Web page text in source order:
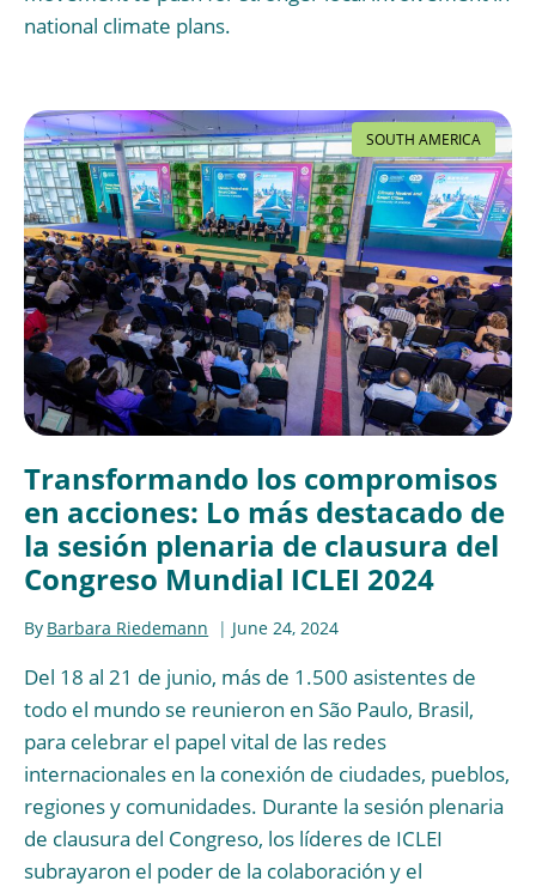
national climate plans.
SOUTH AMERICA
Transformando los compromisos
en acciones: Lo más destacado de
la sesión plenaria de clausura del
Congreso Mundial ICLEI 2024
By Barbara Riedemann June 24, 2024
Del 18 al 21 de junio, más de 1.500 asistentes de
todo el mundo se reunieron en São Paulo, Brasil,
para celebrar el papel vital de las redes
internacionales en la conexión de ciudades, pueblos,
regiones y comunidades. Durante la sesión plenaria
de clausura del Congreso, los líderes de ICLEI
subrayaron el poder de la colaboración y el